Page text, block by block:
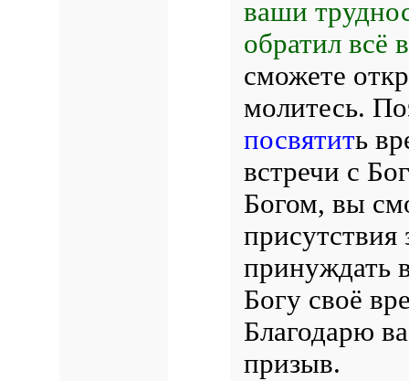
ваши
обратил всё
сможете
молитесь.
посвятить
встречи с
Богом, вы
принуждать
Богу своё
Благодарю
призыв.